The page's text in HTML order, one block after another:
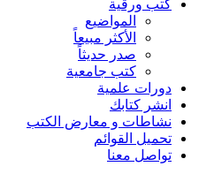
كتب ورقية
المواضيع
الأكثر مبيعاً
صدر حديثاً
كتب جامعية
دورات علمية
انشر كتابك
نشاطات و معارض الكتب
تحميل القوائم
تواصل معنا